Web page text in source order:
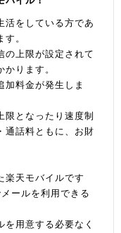
活をしている方であ
。
の上限が設定されて
ります。
加料金が発生しま
限となったり速度制
通話料ともに、お財
楽天モバイルです
ールを利用できる
用意する必要なく